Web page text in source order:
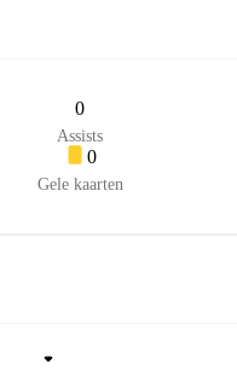
0
Assists
0
Gele kaarten